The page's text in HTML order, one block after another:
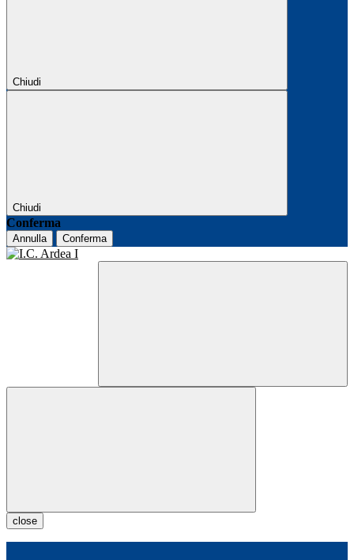
Chiudi
Chiudi
Conferma
Annulla Conferma
close